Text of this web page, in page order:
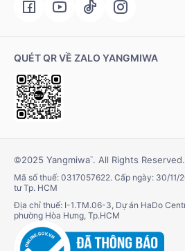
QUÉT QR VỀ ZALO YANGMIWA
©2025 Yangmiwa™. All Rights
Mã số thuế: 0317057622. Cấp ngày: 30/11/
tư Tp. HCM
Địa chỉ thuế: I-1.TM.06-3, Dự án HaDo
phường Hòa Hưng, Tp.HCM